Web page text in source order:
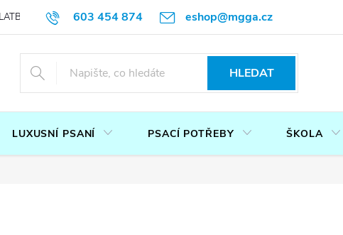
603 454 874 eshop@mgga.cz
DOTAZ PODMÍNKY OCHRANY OSOBNÍCH ÚDAJŮ
HLEDAT
LUXUSNÍ PSANÍ PSACÍ POTŘEBY ŠKOLA